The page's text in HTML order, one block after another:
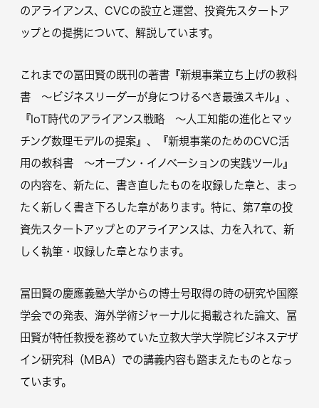
のアライアンス、CVCの設立と運営、投資先スタートア
ップとの提携について、解説しています。
これまでの冨田賢の既刊の著書『新規事業立ち上げの教科
書 ～ビジネスリーダーが身につけるべき最強スキル』、
『IoT時代のアライアンス戦略 ～人工知能の進化とマッ
チング数理モデルの提案』、『新規事業のためのCVC活
用の教科書 ～オープン・イノベーションの実践ツール』
の内容を、新たに、書き直したものを収録した章と、まっ
たく新しく書き下ろした章があります。特に、第7章の投
資先スタートアップとのアライアンスは、力を入れて、新
しく執筆・収録した章となります。
冨田賢の慶應義塾大学からの博士号取得の時の研究や国際
学会での発表、海外学術ジャーナルに掲載された論文、冨
田賢が特任教授を務めていた立教大学大学院ビジネスデザ
イン研究科（MBA）での講義内容も踏まえたものとなっ
ています。